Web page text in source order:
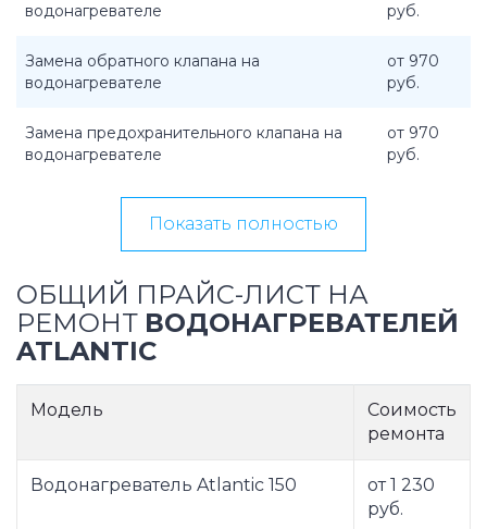
водонагревателе
руб.
Замена обратного клапана на
водонагревателе
от 970
руб.
Замена предохранительного клапана на
водонагревателе
от 970
руб.
Показать полностью
ОБЩИЙ ПРАЙС-ЛИСТ НА
РЕМОНТ ВОДОНАГРЕВАТЕЛЕЙ
ATLANTIC
Модель
Соимость
ремонта
Водонагреватель Atlantic 150
от 1 230
руб.